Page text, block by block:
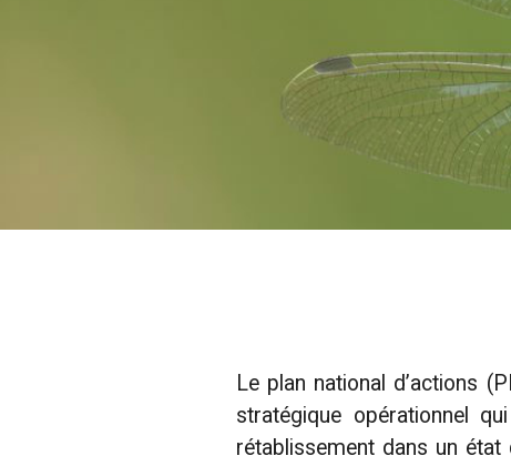
Le plan national d’actions
stratégique opérationnel
rétablissement dans un